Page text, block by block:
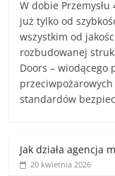
W dobie
już tylko od
wszystkim od
rozbudowanej
Doors –
standardów
Jak działa agencja
20 kwietnia 2026